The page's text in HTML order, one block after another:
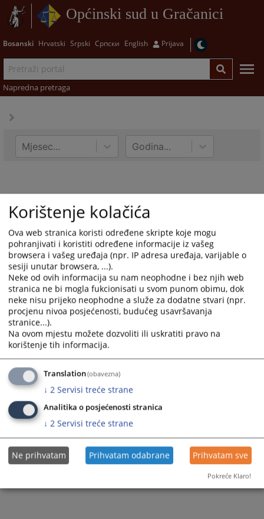
Općinski sud u Gračanici
Bosanski Hrvatski Srpski Српски English Prijava
Napredna pretraga
Mjesec... Godina...
Trenutno nema vijesti
Korištenje kolačića
Ova web stranica koristi određene skripte koje mogu
pohranjivati i koristiti određene informacije iz vašeg
browsera i vašeg uređaja (npr. IP adresa uređaja, varijable o
sesiji unutar browsera, ...).
Neke od ovih informacija su nam neophodne i bez njih web
stranica ne bi mogla fukcionisati u svom punom obimu, dok
neke nisu prijeko neophodne a služe za dodatne stvari (npr.
procjenu nivoa posjećenosti, budućeg usavršavanja
stranice...).
Na ovom mjestu možete dozvoliti ili uskratiti pravo na
korištenje tih informacija.
Translation(obavezna)
↓ 2 Servisi treće strane
Analitika o posjećenosti stranica
↓ 2 Servisi treće strane
Ne prihvatam Prihvatam odabrane Prihvatam sve
Pokreće Klaro!